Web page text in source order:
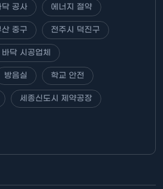
공사 에너지 절약
산 중구 전주시 덕진구
닥 시공업체
방음실 학교 안전
세종신도시 제약공장